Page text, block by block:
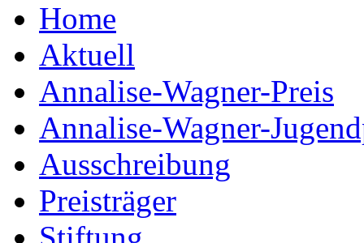
Home
Aktuell
Annalise-Wagner-Preis
Annalise-Wagner-
Ausschreibung
Preisträger